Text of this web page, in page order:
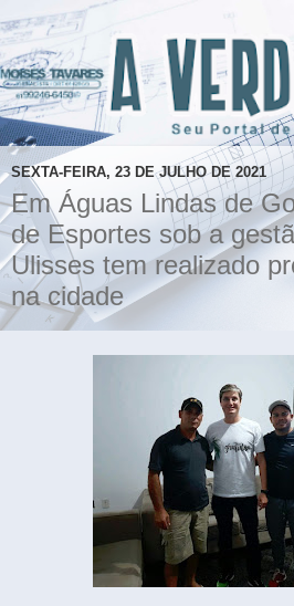
SEXTA-FEIRA, 23 DE JULHO DE 2021
Em Águas Lindas de
de Esportes sob a
Ulisses tem realizado
na cidade